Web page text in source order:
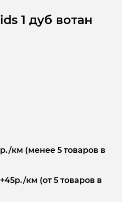
1 дуб вотан
км (менее 5 товаров в
км (от 5 товаров в